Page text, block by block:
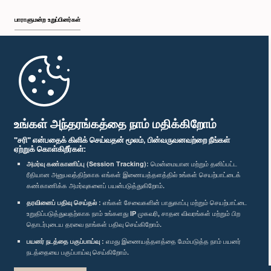
உங்கள் அந்தரங்கத்தை நாம் மதிக்கிறோம்
"சரி" என்பதைக் கிளிக் செய்வதன் மூலம், பின்வருவனவற்றை நீங்கள்
ஏற்றுக் கொள்கிறீர்கள்:
அமர்வு கண்காணிப்பு (Session Tracking): மென்மையான மற்றும் தனிப்பட்ட
ரீதியான அனுபவத்திற்காக எங்கள் இணையத்தளத்தில் உங்கள் செயற்பாட்டைக்
கண்காணிக்க அமர்வுகளைப் பயன்படுத்துகிறோம்.
தரவினைப் பதிவு செய்தல் : எங்கள் சேவைகளின் பாதுகாப்பு மற்றும் செயற்பாட்டை
உறுதிப்படுத்துவதற்காக நாம் உங்களது IP முகவரி, சாதன விவரங்கள் மற்றும் பிற
தொடர்புடைய தரவை நாங்கள் பதிவு செய்கிறோம்.
பயனர் நடத்தை பகுப்பாய்வு : எமது இணையத்தளத்தை மேம்படுத்த நாம் பயனர்
நடத்தையை பகுப்பாய்வு செய்கிறோம்.
பாராளுமன்ற உறுப்பினர்கள்
முதற்பக்கம்
பாராளுமன்ற கையடக்க செயலி
எம்மை பின்தொடர்க :
விருதுகள்
தனியுரிமைக் கொள்கை